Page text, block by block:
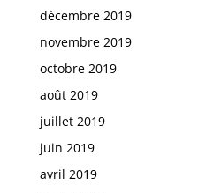
décembre 2019
novembre 2019
octobre 2019
août 2019
juillet 2019
juin 2019
avril 2019